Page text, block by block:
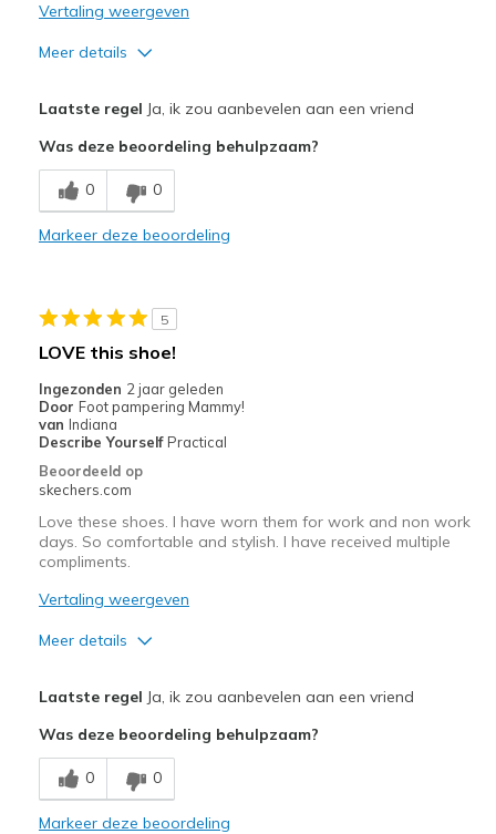
Vertaling weergeven
Meer details
Breathe Well
Comfortable
Going Out
Sizing
Feels true to size
View On Shoes
Laatste regel Ja, ik zou aanbevelen aan een vriend
Was deze beoordeling behulpzaam?
0 0
Markeer deze beoordeling
5
LOVE this shoe!
Ingezonden 2 jaar geleden
Door Foot pampering Mammy!
van Indiana
Describe Yourself Practical
Beoordeeld op
skechers.com
Love these shoes. I have worn them for work and non work
days. So comfortable and stylish. I have received multiple
compliments.
Vertaling weergeven
Meer details
Breathe Well
Comfortable
Laatste regel Ja, ik zou aanbevelen aan een vriend
Was deze beoordeling behulpzaam?
0 0
Markeer deze beoordeling